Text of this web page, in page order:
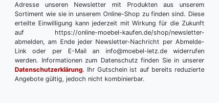
Adresse unseren Newsletter mit Produkten aus unserem
Sortiment wie sie in unserem Online-Shop zu finden sind. Diese
erteilte Einwilligung kann jederzeit mit Wirkung für die Zukunft
auf https://online-moebel-kaufen.de/shop/newsletter-
abmelden, am Ende jeder Newsletter-Nachricht per Abmelde-
Link oder per E-Mail an info@moebel-letz.de widerrufen
werden. Informationen zum Datenschutz finden Sie in unserer
Datenschutzerklärung. Ihr Gutschein ist auf bereits reduzierte
Angebote gültig, jedoch nicht kombinierbar.